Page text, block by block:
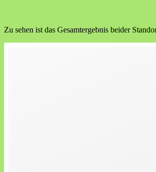
Zu sehen ist das Gesamtergebnis beider